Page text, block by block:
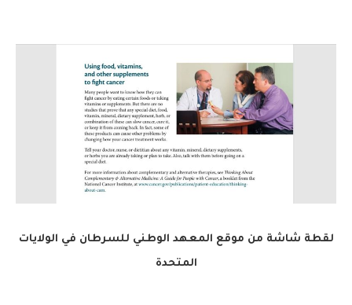
لقطة شاشة من موقع المعهد الوطني للسرطان في الولايات
المتحدة